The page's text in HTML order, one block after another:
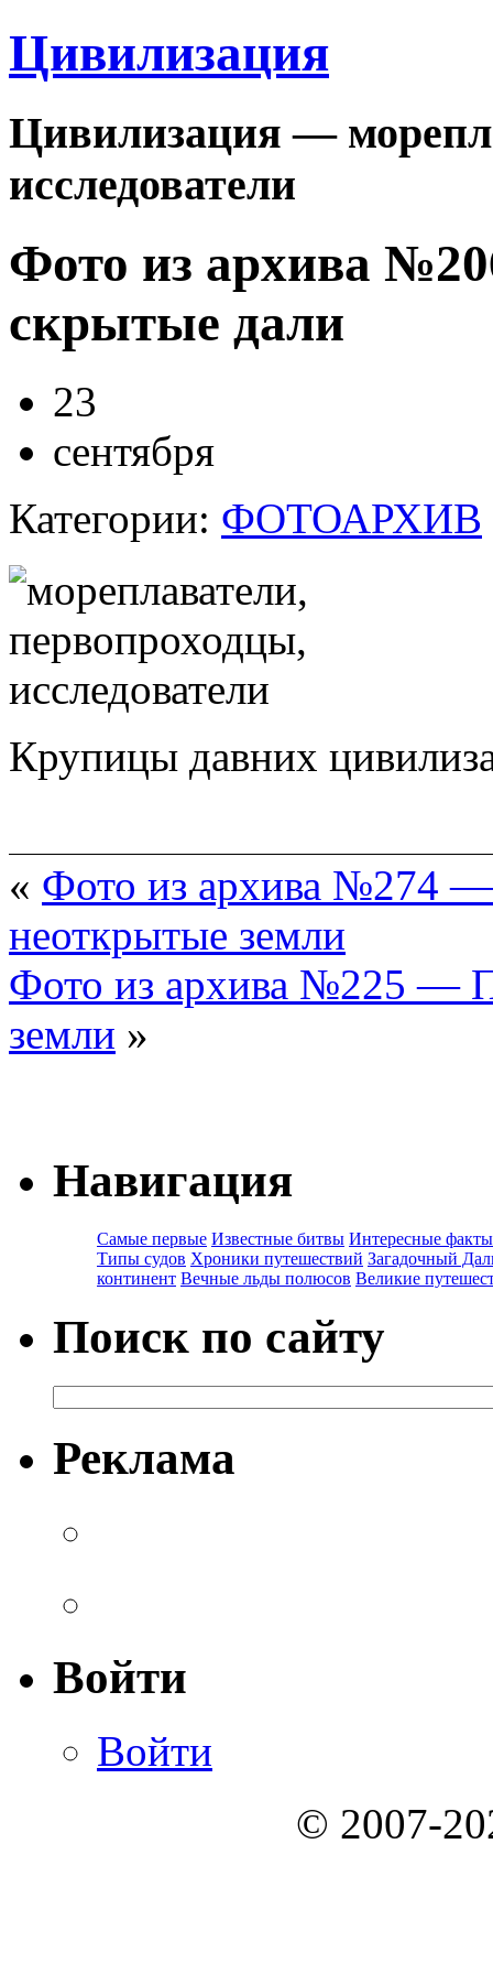
Цивилизация
Цивилизация —
исследователи
Фото из архива
скрытые дали
23
сентября
Категории: ФОТОАРХИВ
Крупицы давних
« Фото из архива №274 —
неоткрытые земли
Фото из архива №225 —
земли »
Навигация
Самые первые Известные битвы Интересные факты
Типы судов Хроники путешествий Загадочный
континент Вечные льды полюсов Великие
Поиск по сайту
Реклама
Войти
Войти
© 2007-